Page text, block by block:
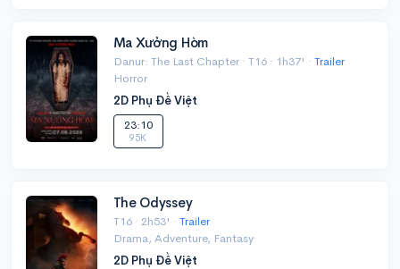
Ma Xưởng Hòm
Danur: The Last Chapter · T16 · 1h37' · Trailer
Horror
2D Phụ Đề Việt
23:10
95K
The Odyssey
T16 · 2h53' · Trailer
Drama, Adventure, Fantasy
2D Phụ Đề Việt